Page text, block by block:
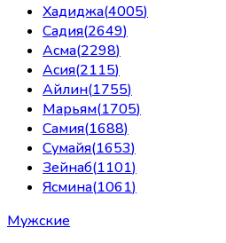
Хадиджа(4005)
Садия(2649)
Асма(2298)
Асия(2115)
Айлин(1755)
Марьям(1705)
Самия(1688)
Сумайя(1653)
Зейнаб(1101)
Ясмина(1061)
Мужские